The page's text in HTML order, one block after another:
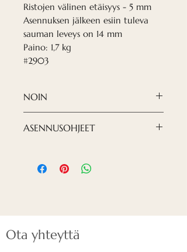
Ristojen välinen etäisyys - 5 mm
Asennuksen jälkeen esiin tuleva
sauman leveys on 14 mm
Paino: 1,7 kg
#2903
NOIN
ovat moderni ja hienostunut
designia, jonka haluat nähdä.
Olemme lajitellut viilun
akustisten paneeliemme
ASENNUSOHJEET
asennuksen täältä:
Ota yhteyttä